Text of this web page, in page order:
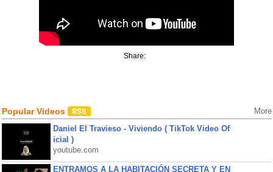
Share:
Popular Videos More
Daniel El Travieso - Viviendo ( TikTok Video Of
icial )
youtube.com
ENTRAMOS A LA HABITACIÓN SECRETA Y EN